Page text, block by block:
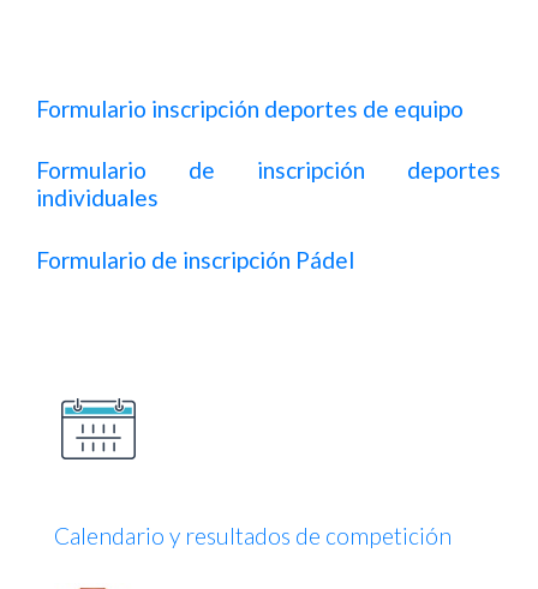
Formulario inscripción deportes de equipo
Formulario de inscripción deportes
individuales
Formulario de inscripción Pádel
Calendario y resultados de competición